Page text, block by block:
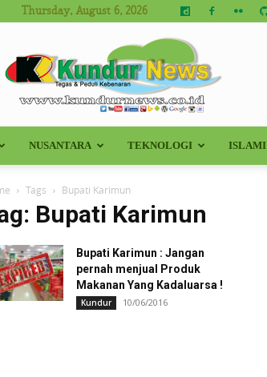
Thursday, August 6, 2026
Kundur
News
NUSANTARA TEKNOLOGI ISLAMI
Tags Bupati Karimun
Bupati Karimun
Bupati Karimun : Jangan
pernah menjual Produk
Makanan Yang Kadaluarsa !
Kundur 10/06/2016